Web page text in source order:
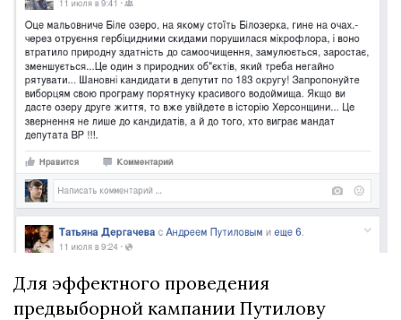
Для эффектного проведения
предвыборной кампании Путилову